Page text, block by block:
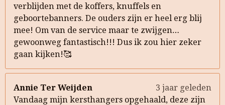
verblijden met de koffers, knuffels en
geboortebanners. De ouders zijn er heel erg blij
mee! Om van de service maar te zwijgen…
gewoonweg fantastisch!!! Dus ik zou hier zeker
gaan kijken!🥰
Annie Ter Weijden
3 jaar geleden
Vandaag mijn kersthangers opgehaald, deze zijn